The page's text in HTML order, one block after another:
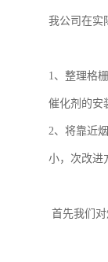
我公司在实
1、整理格
催化剂的安
2、将靠近
小，次改进
首先我们